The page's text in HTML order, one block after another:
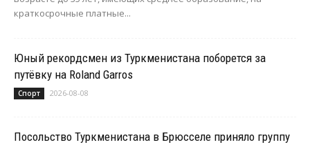
краткосрочные платные...
Юный рекордсмен из Туркменистана поборется за
путёвку на Roland Garros
Спорт 2026-08-08
Посольство Туркменистана в Брюсселе приняло группу